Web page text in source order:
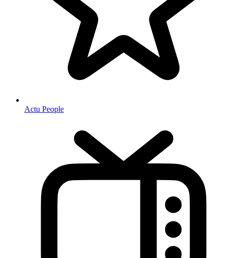
Actu People